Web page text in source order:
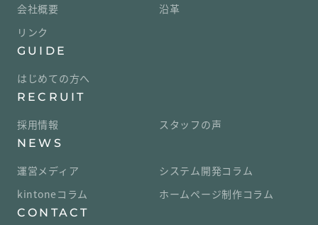
会社概要
沿革
リンク
GUIDE
はじめての方へ
RECRUIT
採用情報 スタッフの声
NEWS
運営メディア
システム開発コラム
kintoneコラム
ホームページ制作コラム
CONTACT